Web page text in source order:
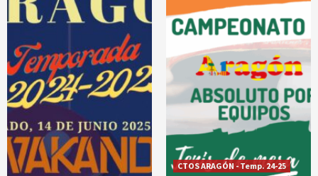
CTOS ARAGÓN - Temp. 24-25